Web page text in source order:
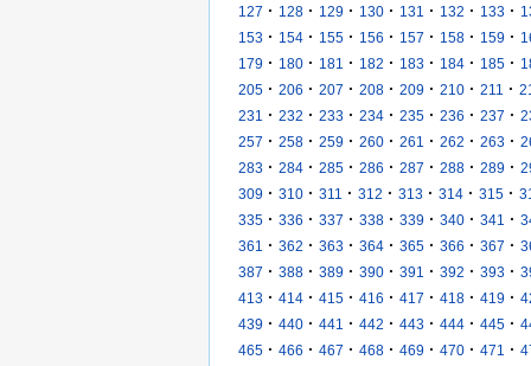
127 · 128 · 129 · 130 · 131 · 132 · 133 ·
153 · 154 · 155 · 156 · 157 · 158 · 159 ·
179 · 180 · 181 · 182 · 183 · 184 · 185 ·
205 · 206 · 207 · 208 · 209 · 210 · 211 ·
231
· 232 · 233 · 234 · 235 · 236 · 237 ·
257 · 258 · 259 · 260 · 261 · 262 · 263 ·
283 · 284 · 285 · 286 · 287 · 288 · 289 ·
309 · 310 · 311 · 312 · 313 · 314 · 315 ·
335 · 336 · 337 · 338 · 339 · 340 · 341 ·
361
· 362 · 363 · 364 · 365 · 366 · 367 ·
387 · 388 · 389 · 390 · 391 · 392 · 393 ·
413 · 414 · 415 · 416 · 417 · 418 · 419 ·
439 · 440 · 441 · 442 · 443 · 444 · 445 ·
465 · 466 · 467 · 468 · 469 · 470 · 471 ·